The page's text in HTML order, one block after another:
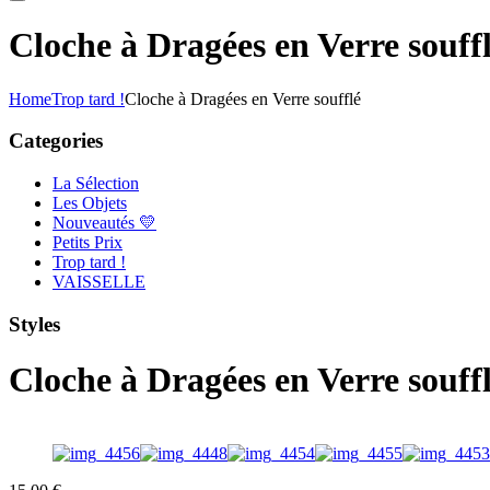
Cloche à Dragées en Verre
HomeTrop tard !Cloche à Dragées en Verre soufflé
Categories
La Sélection
Les Objets
Nouveautés 💛
Petits Prix
Trop tard !
VAISSELLE
Styles
Cloche à Dragées en Verre